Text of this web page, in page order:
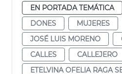
EN PORTADA TEMÁTICA
DONES
MUJERES
JOSÉ LUIS MORENO
CALLES
CALLEJERO
ETELVINA OFELIA RAGA